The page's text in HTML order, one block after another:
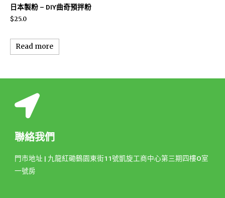
日本製粉 – DIY曲奇預拌粉
$25.0
Read more
聯絡我們
門市地址 | 九龍紅磡鶴園東街11號凱旋工商中心第三期四樓O室
一號房